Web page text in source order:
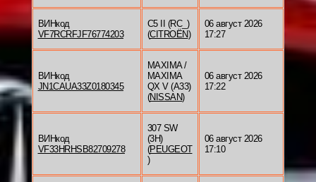
ВИНкод
VF7RCRFJF76774203
C5 II (RC_)
(CITROËN)
06 август 2026
17:27
ВИНкод
JN1CAUA33Z0180345
MAXIMA /
MAXIMA
QX V (A33)
(NISSAN)
06 август 2026
17:22
ВИНкод
VF33HRHSB82709278
307 SW
(3H)
(PEUGEOT
)
06 август 2026
17:10